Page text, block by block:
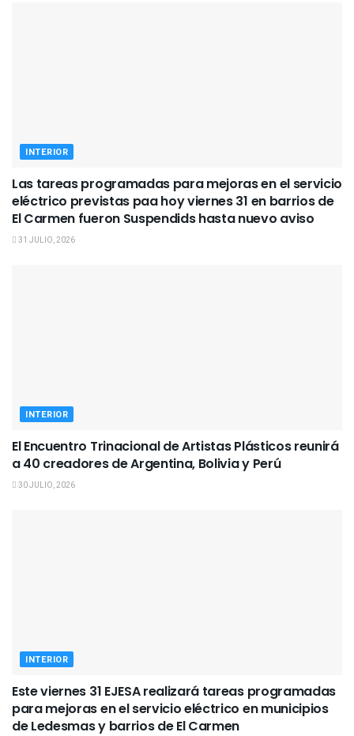
INTERIOR
Las tareas programadas para mejoras en el servicio
eléctrico previstas paa hoy viernes 31 en barrios de
El Carmen fueron Suspendids hasta nuevo aviso
31 JULIO, 2026
INTERIOR
El Encuentro Trinacional de Artistas Plásticos reunirá
a 40 creadores de Argentina, Bolivia y Perú
30 JULIO, 2026
INTERIOR
Este viernes 31 EJESA realizará tareas programadas
para mejoras en el servicio eléctrico en municipios
de Ledesmas y barrios de El Carmen